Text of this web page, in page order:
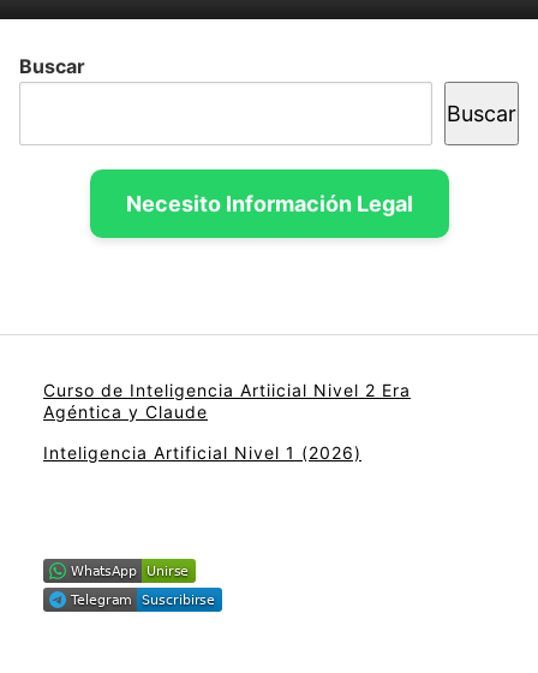
Buscar
Buscar
Necesito Información Legal
Curso de Inteligencia Artiicial Nivel 2 Era
Agéntica y Claude
Inteligencia Artificial Nivel 1 (2026)